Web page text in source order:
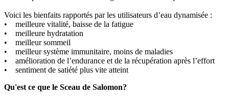
Voici les bienfaits rapportés par les utilisateurs d’eau dynamisée :
• meilleure vitalité, baisse de la fatigue
• meilleure hydratation
• meilleur sommeil
• meilleur système immunitaire, moins de maladies
• amélioration de l’endurance et de la récupération après l’effort
• sentiment de satiété plus vite atteint
Qu'est ce que le Sceau de Salomon?